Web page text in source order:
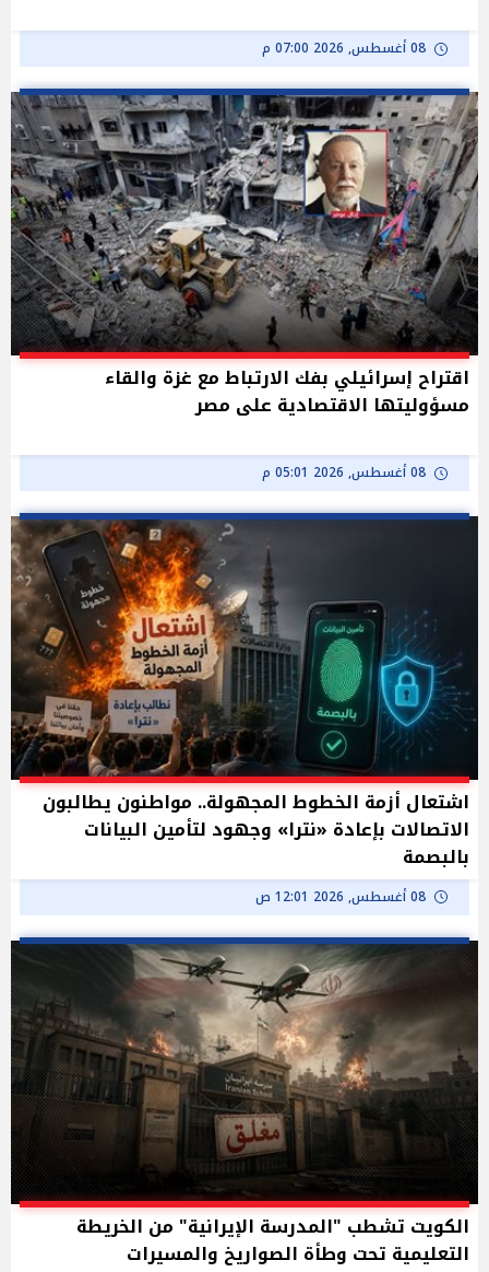
08 أغسطس, 2026 07:00 م
اقتراح إسرائيلي بفك الارتباط مع غزة والقاء
مسؤوليتها الاقتصادية على مصر
08 أغسطس, 2026 05:01 م
اشتعال أزمة الخطوط المجهولة.. مواطنون يطالبون
الاتصالات بإعادة «نترا» وجهود لتأمين البيانات
بالبصمة
08 أغسطس, 2026 12:01 ص
الكويت تشطب "المدرسة الإيرانية" من الخريطة
التعليمية تحت وطأة الصواريخ والمسيرات